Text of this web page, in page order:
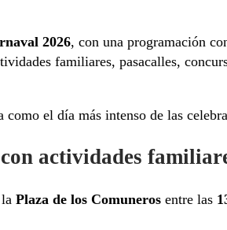
2026, con una programación
familiares, pasacalles,
el día más intenso de las
actividades
Plaza de los Comuneros entre las